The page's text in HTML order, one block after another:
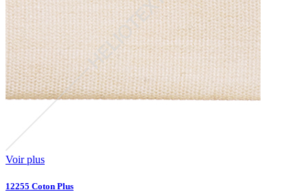
Voir plus
12255 Coton Plus